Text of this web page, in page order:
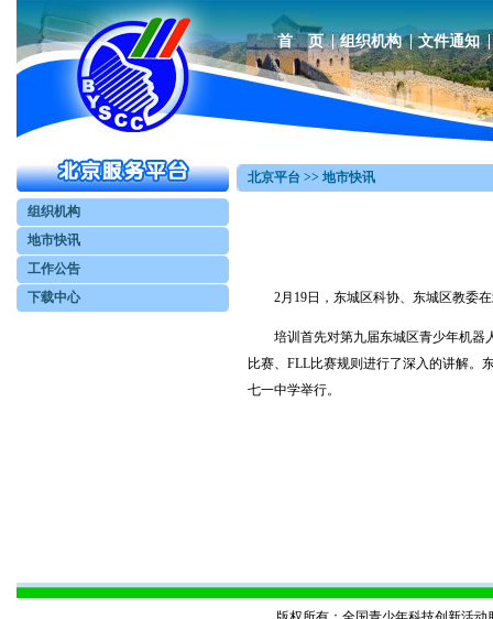
首 页 组织机构 文件通知
组织机构
地市快讯
工作公告
下载中心
北京平台 >> 地市快讯
2月19日，东城区科协、东城区教委在
培训首先对第九届东城区青少年机器人
比赛、FLL比赛规则进行了深入的讲解。
七一中学举行。